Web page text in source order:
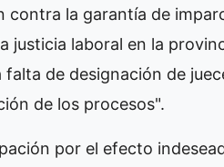
contra la garantía de
justicia laboral en la
de designación de
de los procesos".
por el efecto